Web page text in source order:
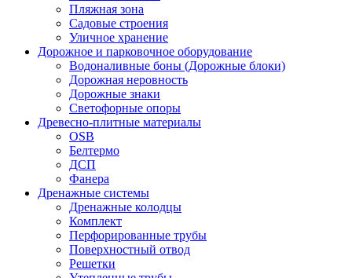
Пляжная зона
Садовые строения
Уличное хранение
Дорожное и парковочное оборудование
Водоналивные боны (Дорожные блоки)
Дорожная неровность
Дорожные знаки
Светофорные опоры
Древесно-плитные материалы
OSB
Белтермо
ДСП
Фанера
Дренажные системы
Дренажные колодцы
Комплект
Перфорированные трубы
Поверхностный отвод
Решетки